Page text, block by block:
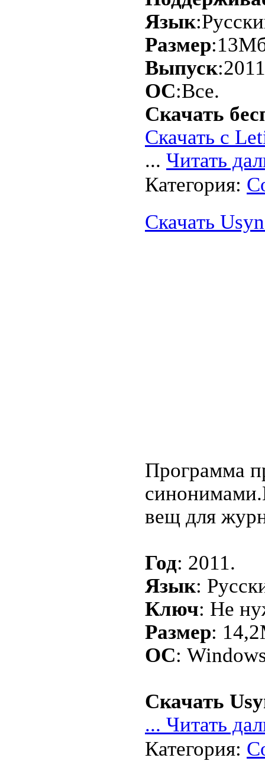
Язык
Размер
Выпуск
ОС:Все.
Скачать
Скачать с
... Читать
Категория:
Скачать
Программа
вещ для
Год: 2011.
Язык:
Ключ: Не
Размер:
ОС:
Скачать
... Читать
Категория: